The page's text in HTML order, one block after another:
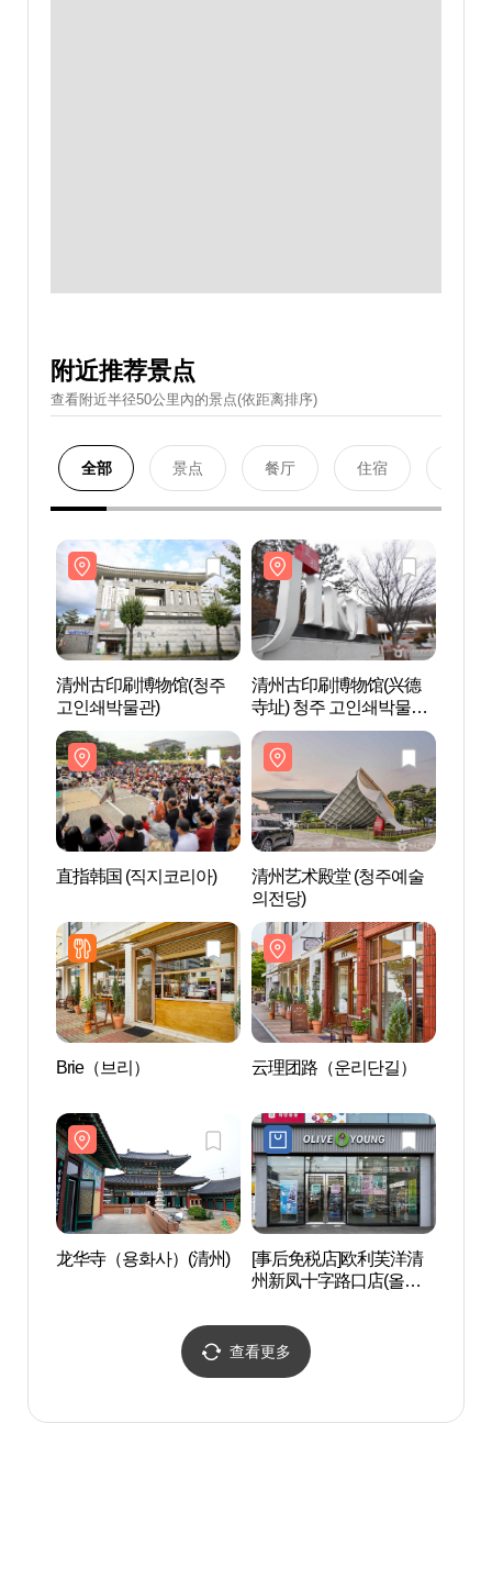
附近推荐景点
查看附近半径50公里內的景点(依距离排序)
全部 景点 餐厅 住宿
清州古印刷博物馆(청주
고인쇄박물관)
清州古印刷博物馆(兴德
寺址) 청주 고인쇄박물관
(흥덕사지)
直指韩国 (직지코리아)
清州艺术殿堂 (청주예술
의전당)
Brie（브리） 云理团路（운리단길）
龙华寺（용화사）(清州)
[事后免税店]欧利芙洋清
州新凤十字路口店(올리
查看更多